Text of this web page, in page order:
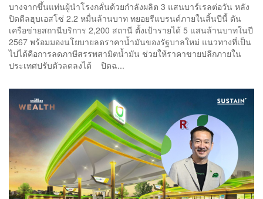
บางจากขึ้นแท่นผู้นำโรงกลั่นด้วยกำลังผลิต 3 แสนบาร์เรลต่อวัน หลัง
ปิดดีลฮุบเอสโซ่ 2.2 หมื่นล้านบาท ทยอยรีแบรนด์ภายในสิ้นปีนี้ ดัน
เครือข่ายสถานีบริการ 2,200 สถานี ตั้งเป้ารายได้ 5 แสนล้านบาทในปี
2567 พร้อมมองนโยบายลดราคาน้ำมันของรัฐบาลใหม่ แนวทางที่เป็น
ไปได้คือการลดภาษีสรรพสามิตน้ำมัน ช่วยให้ราคาขายปลีกภายใน
ประเทศปรับตัวลดลงได้ ปิดฉ...